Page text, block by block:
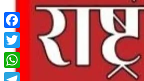
Facebook
Twitter
WhatsApp